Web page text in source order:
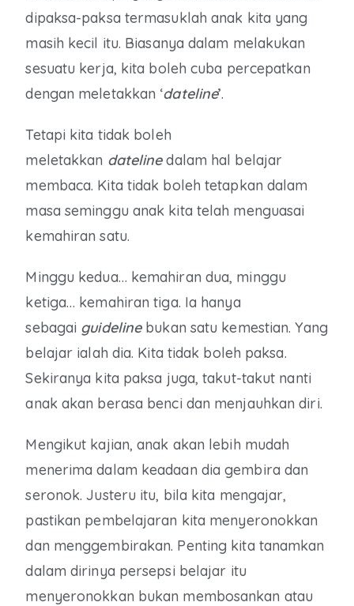
dipaksa-paksa termasuklah anak kita yang
masih kecil itu. Biasanya dalam melakukan
sesuatu kerja, kita boleh cuba percepatkan
dengan meletakkan ‘dateline’.
Tetapi kita tidak boleh
meletakkan datelinedalam hal belajar
membaca. Kita tidak boleh tetapkan dalam
masa seminggu anak kita telah menguasai
kemahiran satu.
Minggu kedua… kemahiran dua, minggu
ketiga… kemahiran tiga. Ia hanya
sebagai guidelinebukan satu kemestian. Yang
belajar ialah dia. Kita tidak boleh paksa.
Sekiranya kita paksa juga, takut-takut nanti
anak akan berasa benci dan menjauhkan diri.
Mengikut kajian, anak akan lebih mudah
menerima dalam keadaan dia gembira dan
seronok. Justeru itu, bila kita mengajar,
pastikan pembelajaran kita menyeronokkan
dan menggembirakan. Penting kita tanamkan
dalam dirinya persepsi belajar itu
menyeronokkan bukan membosankan atau